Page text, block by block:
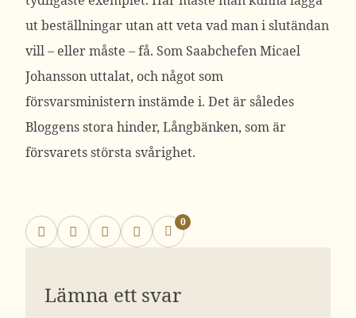
ut beställningar utan att veta vad man i slutändan
vill – eller måste – få. Som Saabchefen Micael
Johansson uttalat, och något som
försvarsministern instämde i. Det är således
Bloggens stora hinder, Långbänken, som är
försvarets största svårighet.
0
Lämna ett svar